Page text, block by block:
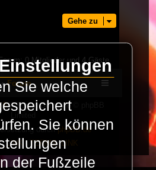
Gehe zu
0 Mitglieder und 4 Gäste
Forum
® Forum Software © phpBB
Limited
durchphpBB.de
| TERMS_LINK
Sie welche
Sie können
der Fußzeile